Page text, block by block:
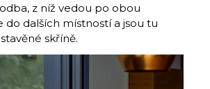
z níž vedou po obou
do dalších místností a jsou tu
skříně.